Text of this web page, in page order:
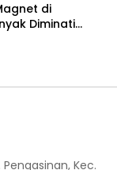
di
Diminati
Pengasinan, Kec.